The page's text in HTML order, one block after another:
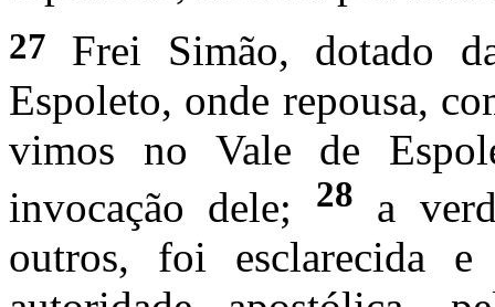
27
Frei Simão, dotado
Espoleto, onde repousa,
vimos no Vale de
invocação dele;
28
a
outros, foi esclarecida e